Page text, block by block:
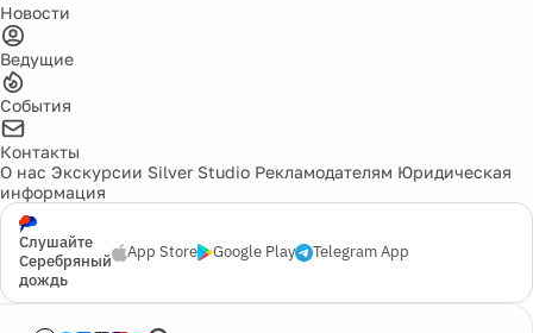
Новости
Ведущие
События
Контакты
О нас Экскурсии Silver Studio Рекламодателям Юридическая
информация
Слушайте
Серебряный
дождь
App Store Google Play Telegram App